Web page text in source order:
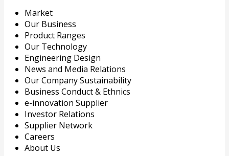
Market
Our Business
Product Ranges
Our Technology
Engineering Design
News and Media Relations
Our Company Sustainability
Business Conduct & Ethnics
e-innovation Supplier
Investor Relations
Supplier Network
Careers
About Us